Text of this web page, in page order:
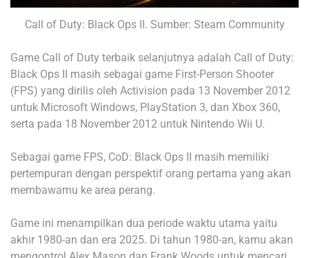
Call of Duty: Black Ops II. Sumber: Steam Community
Game Call of Duty terbaik selanjutnya adalah Call of Duty:
Black Ops II masih sebagai game First-Person Shooter
(FPS) yang dirilis oleh Activision pada 13 November 2012
untuk Microsoft Windows, PlayStation 3, dan Xbox 360,
serta pada 18 November 2012 untuk Nintendo Wii U.
Sebagai game FPS, CoD: Black Ops II masih memiliki
pertempuran dengan perspektif orang pertama yang akan
membawamu ke area perang.
Game ini menampilkan dua periode waktu utama yaitu
akhir 1980-an dan era 2025. Di tahun 1980-an, kamu akan